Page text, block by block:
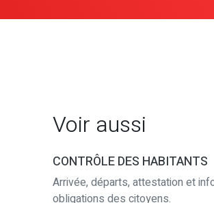
Voir aussi
CONTRÔLE DES HABITANTS
Arrivée, départs, attestation et
obligations des citoyens.